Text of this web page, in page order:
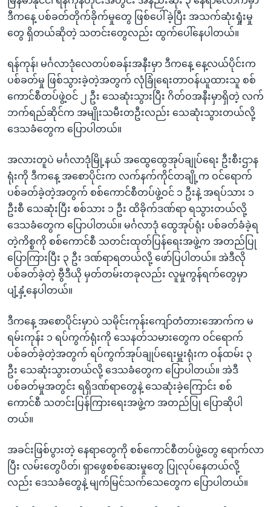
ကျော်
ရန်
ဒီကနေ့ ပစ်ခတ်တိုက်ခိုက်မှုတွေ ဖြစ်ပေါ်ခဲ့ပြီး အသက်ဆုံးရှုံးမှု
တွေ ရှိတယ်ဆိုတဲ့ သတင်းတွေလည်း ထွက်ပေါ်နေပါတယ်။
ရန်ကုန်၊ မင်္ဂလာဒုံလေတပ်စခန်းအနီးမှာ ဒီကနေ့ နေ့လယ်ပိုင်းက
ပစ်ခတ်မှု ဖြစ်သွားခဲ့တဲ့အတွက် လုံခြုံရေးတာဝန်ယူထားသူ စစ်
ကောင်စီတပ်ဖွဲ့ဝင် ၂ ဦး သေဆုံးသွားပြီး ဂိတ်ဝအနီးမှာရှိတဲ့ လက်
ဘက်ရည်ဆိုင်က အမျိုးသမီးတဦးလည်း သေဆုံးသွားတယ်လို့
ဒေသခံတွေက ပြောပါတယ်။
အလားတူပဲ မင်္ဂလာဒုံမြို့နယ် အထွေထွေအုပ်ချုပ်ရေး ဦးစီးဌာန
ရုံးကို ဒီကနေ့ အစောပိုင်းက လက်နက်ကိုင်တချို့က ဝင်ရောက်
ပစ်ခတ်ခဲ့တဲ့အတွက် စစ်ကောင်စီတပ်ဖွဲ့ဝင် ၁ ဦးနဲ့ အရပ်သား ၁
ဦးစီ သေဆုံးပြီး စစ်သား ၁ ဦး ထိခိုက်ဒဏ်ရာ ရသွားတယ်လို့
ဒေသခံတွေက ပြောပါတယ်။ မင်္ဂလာဒုံ ထွေအုပ်ရုံး ပစ်ခတ်ခံခဲ့ရ
တဲ့ကိစ္စကို စစ်ကောင်စီ သတင်းထုတ်ပြန်ရေးအဖွဲ့က အတည်ပြု
ပြောကြားပြီး ၃ ဦး ဒဏ်ရာရတယ်လို့ ဖော်ပြပါတယ်။ အဲဒီလို
ပစ်ခတ်ခဲ့တဲ့ ဗွီဒီယို မှတ်တမ်းတခုလည်း လူမှုကွန်ရက်တွေမှာ
ပျံ့နှံ့နေပါတယ်။
ဒီကနေ့ အစောပိုင်းမှာပဲ သမိုင်းကုန်းကျော်တံတားအောက်က မ
ရမ်းကုန်း ၁ ရပ်ကွက်ရုံးကို သေနတ်သမားတွေက ဝင်ရောက်
ပစ်ခတ်ခဲ့တဲ့အတွက် ရပ်ကွက်အုပ်ချုပ်ရေးမှူးရုံးက ဝန်ထမ်း ၃
ဦး သေဆုံးသွားတယ်လို့ ဒေသခံတွေက ပြောပါတယ်။ အဲဒီ
ပစ်ခတ်မှုအတွင်း ရရှိဒဏ်ရာတွေနဲ့ သေဆုံးခဲ့ကြောင်း စစ်
ကောင်စီ သတင်းပြန်ကြားရေးအဖွဲ့က အတည်ပြု ပြောဆိုပါ
တယ်။
အခင်းဖြစ်ပွားတဲ့ နေရာတွေကို စစ်ကောင်စီတပ်ဖွဲ့တွေ ရောက်လာ
ပြီး လမ်းတွေပိတ်၊ ရှာဖွေစစ်ဆေးမှုတွေ ပြုလုပ်နေတယ်လို့
လည်း ဒေသခံတွေနဲ့ မျက်မြင်သက်သေတွေက ပြောပါတယ်။